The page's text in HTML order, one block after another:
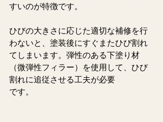
すいのが特徴です。
ひびの大きさに応じた適切な補修を行
わないと、塗装後にすぐまたひび割れ
てしまいます。弾性のある下塗り材
（微弾性フィラー）を使用して、ひび
割れに追従させる工夫が必要
です。